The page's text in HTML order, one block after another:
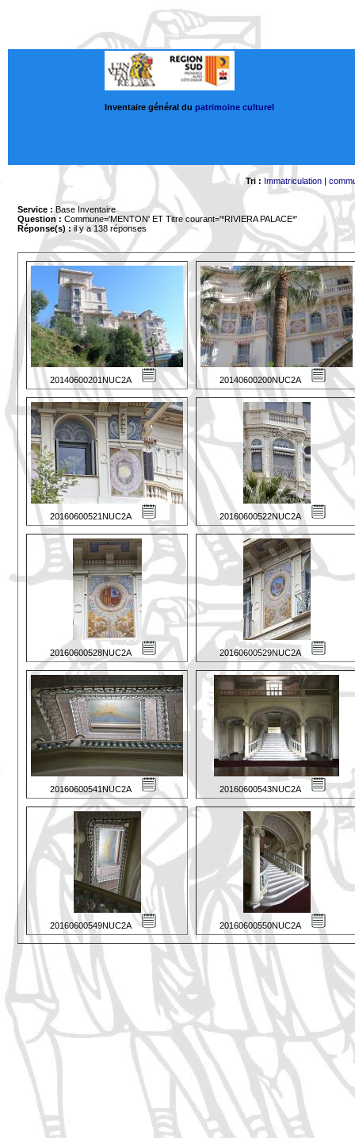
Inventaire général du patrimoine culturel
Tri : Immatriculation|
Service : Base Inventaire
Question : Commune='MENTON' ET Titre courant='*RIVIERA PALACE*'
Réponse(s) :il y a 138 réponses
20140600201NUC2A 20140600200NUC2A
20160600521NUC2A 20160600522NUC2A
20160600528NUC2A 20160600529NUC2A
20160600541NUC2A 20160600543NUC2A
20160600549NUC2A 20160600550NUC2A